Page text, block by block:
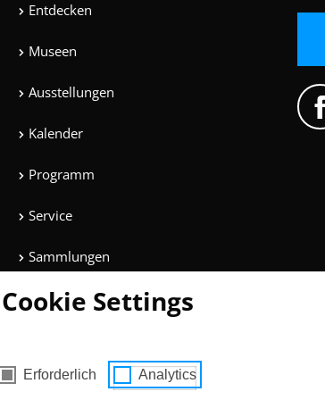
Entdecken
Museen
Ausstellungen
Kalender
Programm
Service
Sammlungen
Magazine
Unterhaltung
Cookie Settings
Erforderlich Analytics